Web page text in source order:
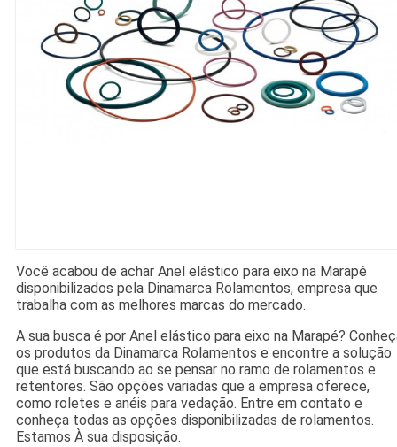
Você acabou de achar Anel elástico para eixo na Marapé
disponibilizados pela Dinamarca Rolamentos, empresa que
trabalha com as melhores marcas do mercado.
A sua busca é por Anel elástico para eixo na Marapé?
os produtos da Dinamarca Rolamentos e encontre a solução
que está buscando ao se pensar no ramo de rolamentos e
retentores. São opções variadas que a empresa oferece,
como roletes e anéis para vedação. Entre em contato e
conheça todas as opções disponibilizadas de rolamentos.
Estamos À sua disposição.